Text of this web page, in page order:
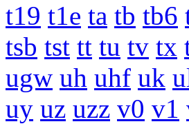
t19 t1e ta tb tb6
tsb tst tt tu tv tx
ugw uh uhf uk
uy uz uzz v0 v1